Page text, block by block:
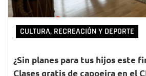
CULTURA, RECREACIÓN Y DEPORTE
¿Sin planes para tus hijos este
Clases gratis de capoeira en el